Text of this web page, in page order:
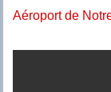
Aéroport de